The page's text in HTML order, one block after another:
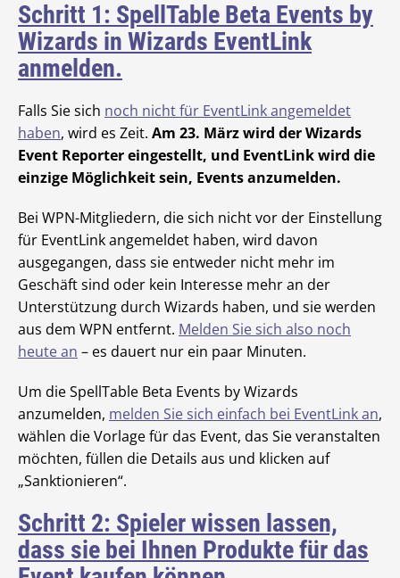
Schritt 1: SpellTable Beta Events by
Wizards in Wizards EventLink
anmelden.
Falls Sie sich noch nicht für EventLink angemeldet
haben, wird es Zeit. Am 23. März wird der Wizards
Event Reporter eingestellt, und EventLink wird die
einzige Möglichkeit sein, Events anzumelden.
Bei WPN-Mitgliedern, die sich nicht vor der Einstellung
für EventLink angemeldet haben, wird davon
ausgegangen, dass sie entweder nicht mehr im
Geschäft sind oder kein Interesse mehr an der
Unterstützung durch Wizards haben, und sie werden
aus dem WPN entfernt. Melden Sie sich also noch
heute an – es dauert nur ein paar Minuten.
Um die SpellTable Beta Events by Wizards
anzumelden, melden Sie sich einfach bei EventLink an,
wählen die Vorlage für das Event, das Sie veranstalten
möchten, füllen die Details aus und klicken auf
„Sanktionieren“.
Schritt 2: Spieler wissen lassen,
dass sie bei Ihnen Produkte für das